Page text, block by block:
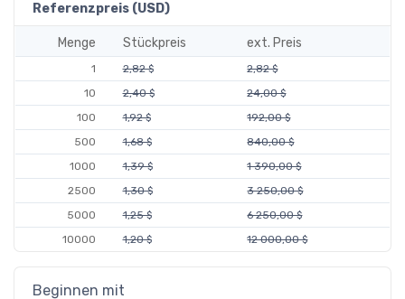
Referenzpreis (USD)
Menge Stückpreis ext. Preis
1 2,82 $
2,82 $
10
2,40 $
24,00 $
100
1,92 $
192,00 $
500
1,68 $
840,00 $
1000
1,39 $
1 390,00 $
2500
1,30 $
3 250,00 $
5000
1,25 $
6 250,00 $
10000
1,20 $ 12 000,00 $
Beginnen mit